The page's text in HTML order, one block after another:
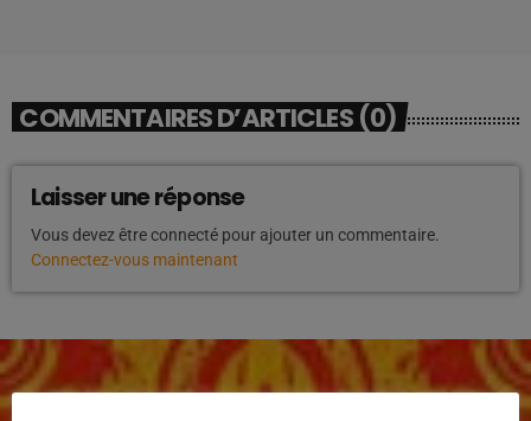
COMMENTAIRES D’ARTICLES (0)
Laisser une réponse
Vous devez être connecté pour ajouter un commentaire.
Connectez-vous maintenant